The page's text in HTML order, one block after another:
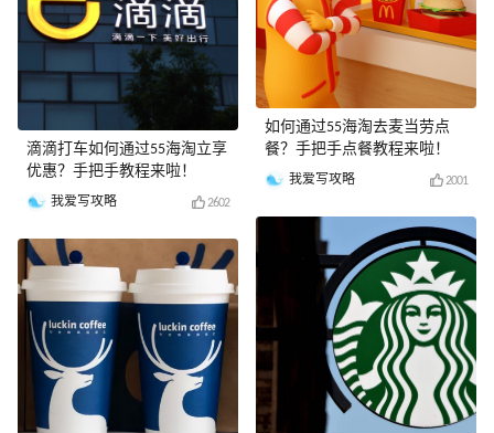
滴滴打车如何通过55海淘立享
优惠？手把手教程来啦！
我爱写攻略 2602
如何通过55海淘去麦当劳点
餐？手把手点餐教程来啦！
我爱写攻略 2001